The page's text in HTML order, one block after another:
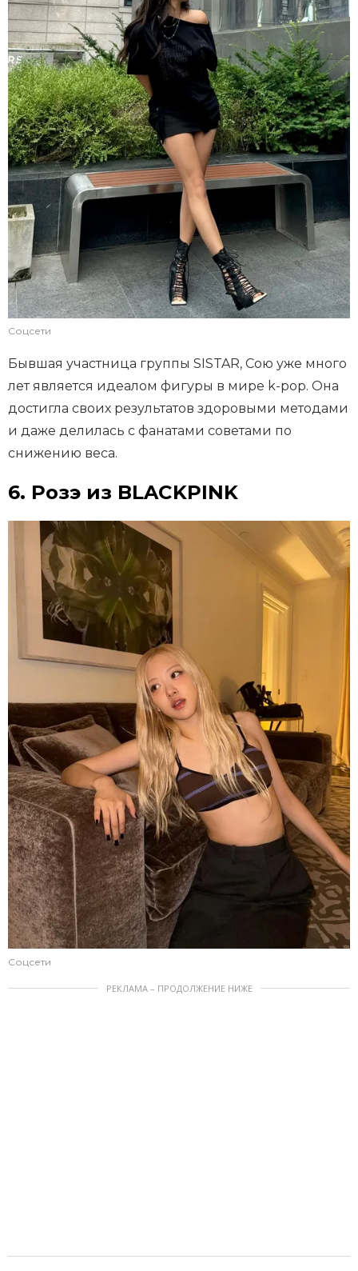
Соцсети
Бывшая участница группы SISTAR, Сою уже много
лет является идеалом фигуры в мире k-pop. Она
достигла своих результатов здоровыми методами
и даже делилась с фанатами советами по
снижению веса.
6. Розэ из BLACKPINK
Соцсети
РЕКЛАМА – ПРОДОЛЖЕНИЕ НИЖЕ